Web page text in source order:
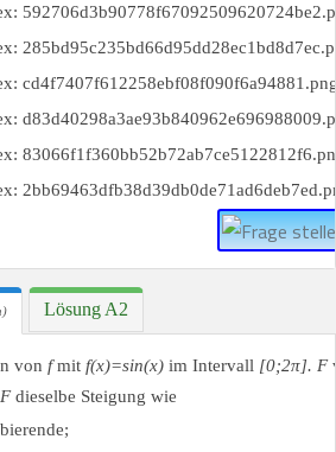
Lösung A2
von fmit f(x)=sin⁡(x) im Intervall [0;2π]. F
Fdieselbe Steigung wie